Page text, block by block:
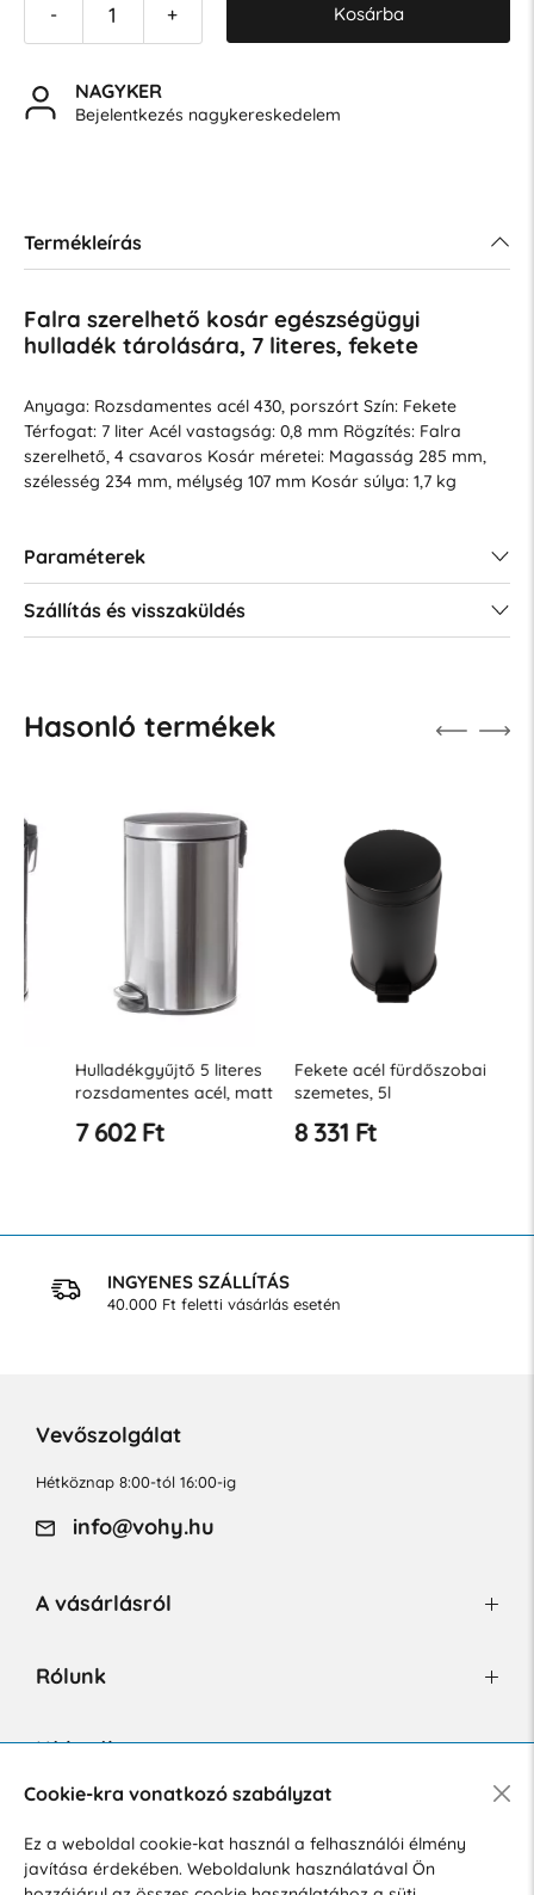
- + Kosárba
NAGYKER
Bejelentkezés nagykereskedelem
Termékleírás
Falra szerelhető kosár egészségügyi
hulladék tárolására, 7 literes, fekete
Anyaga: Rozsdamentes acél 430, porszórt Szín: Fekete
Térfogat: 7 liter Acél vastagság: 0,8 mm Rögzítés: Falra
szerelhető, 4 csavaros Kosár méretei: Magasság 285 mm,
szélesség 234 mm, mélység 107 mm Kosár súlya: 1,7 kg
Paraméterek
Szállítás és visszaküldés
Hasonló termékek
Hulladékgyűjtő 5 literes
rozsdamentes acél, matt
7 602 Ft
Fekete acél fürdőszobai
szemetes, 5l
8 331 Ft
INGYENES SZÁLLÍTÁS
40.000 Ft feletti vásárlás esetén
Vevőszolgálat
Hétköznap 8:00-tól 16:00-ig
info@vohy.hu
A vásárlásról
Rólunk
Hírlevél
Hozzájárulok a személyes adatok marketing célú kezeléséhez.
Személyes adatok védelmére vonatkozó szabályzat.
Cookie-kra vonatkozó szabályzat
Ez a weboldal cookie-kat használ a felhasználói élmény
javítása érdekében. Weboldalunk használatával Ön